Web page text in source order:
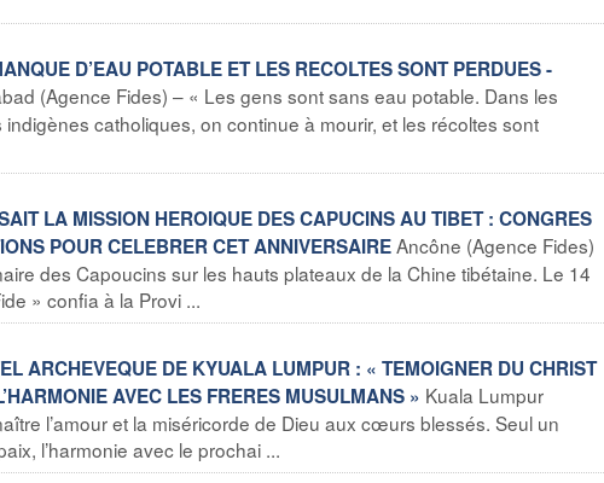
D’EAU POTABLE ET LES RECOLTES SONT PERDUES -
(Agence Fides) – « Les gens sont sans eau potable. Dans les
catholiques, on continue à mourir, et les récoltes sont
LA MISSION HEROIQUE DES CAPUCINS AU TIBET : CONGRES
POUR CELEBRER CET ANNIVERSAIREAncône (Agence Fides)
des Capoucins sur les hauts plateaux de la Chine tibétaine. Le 14
» confia à la Provi ...
ARCHEVEQUE DE KYUALA LUMPUR : « TEMOIGNER DU CHRIST
AVEC LES FRERES MUSULMANS » Kuala Lumpur
l’amour et la miséricorde de Dieu aux cœurs blessés. Seul un
l’harmonie avec le prochai ...